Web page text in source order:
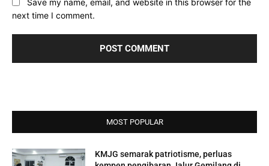
next time I comment.
MOST POPULAR
KMJG semarak patriotisme, perluas